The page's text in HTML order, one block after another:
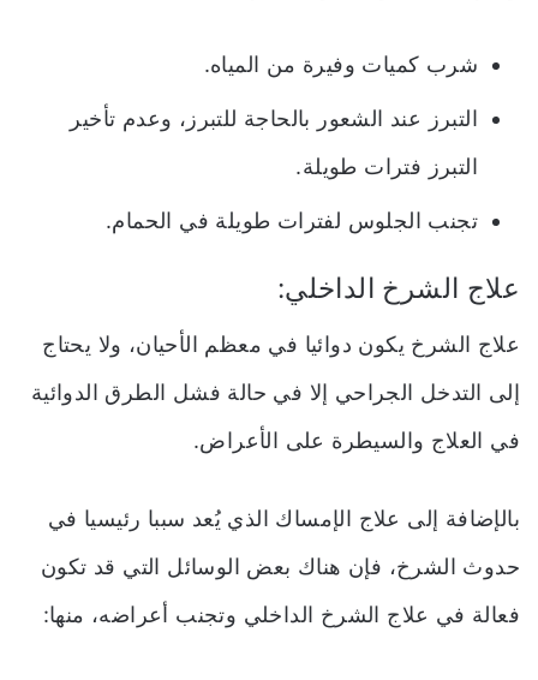
شرب كميات وفيرة من المياه.
التبرز عند الشعور بالحاجة للتبرز، وعدم تأخير
التبرز فترات طويلة.
تجنب الجلوس لفترات طويلة في الحمام.
علاج الشرخ الداخلي:
علاج الشرخ يكون دوائيا في معظم الأحيان، ولا يحتاج
إلى التدخل الجراحي إلا في حالة فشل الطرق الدوائية
في العلاج والسيطرة على الأعراض.
بالإضافة إلى علاج الإمساك الذي يُعد سببا رئيسيا في
حدوث الشرخ، فإن هناك بعض الوسائل التي قد تكون
فعالة في علاج الشرخ الداخلي وتجنب أعراضه، منها: